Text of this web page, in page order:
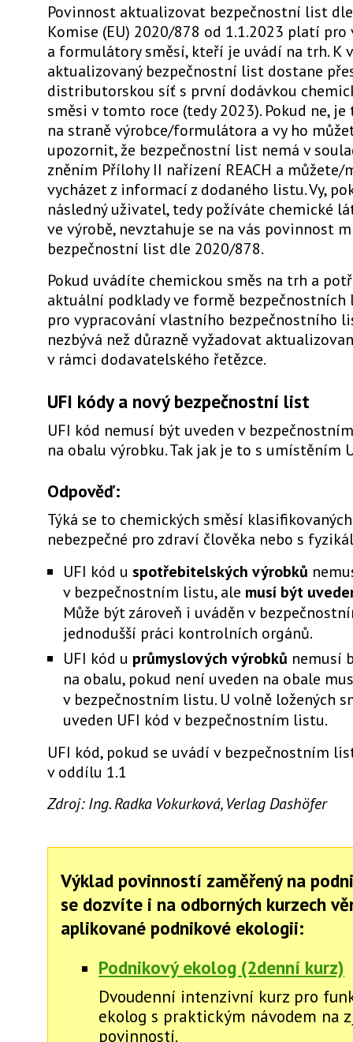
Povinnost aktualizovat bezpečnostní list
Komise (EU) 2020/878 od 1.1.2023 platí pro
a formulátory směsí, kteří je uvádí na trh. K
aktualizovaný bezpečnostní list dostane
distributorskou síť s první dodávkou
směsi v tomto roce (tedy 2023). Pokud ne, je
na straně výrobce/formulátora a vy ho
upozornit, že bezpečnostní list nemá v
zněním Přílohy II nařízení REACH a můžete/
vycházet z informací z dodaného listu. Vy,
následný uživatel, tedy požíváte chemické
ve výrobě, nevztahuje se na vás povinnost
bezpečnostní list dle 2020/878.
Pokud uvádíte chemickou směs na trh a
aktuální podklady ve formě
pro vypracování vlastního bezpečnostního
nezbývá než důrazně vyžadovat
v rámci dodavatelského řetězce.
UFI kódy a nový bezpečnostní list
UFI kód nemusí být uveden v
na obalu výrobku. Tak jak je to s umístěním
Odpověď:
Týká se to chemických směsí
nebezpečné pro zdraví člověka nebo s
UFI kód u spotřebitelských výrobků
v bezpečnostním listu, ale musí být
Může být zároveň i uváděn v
jednodušší práci kontrolních orgánů.
UFI kód u průmyslových výrobků nemusí
na obalu, pokud není uveden na obale
v bezpečnostním listu. U volně ložených
uveden UFI kód v bezpečnostním listu.
UFI kód, pokud se uvádí v bezpečnostním
v oddílu 1.1
Zdroj: Ing. Radka Vokurková, Verlag Dashöfer
Výklad povinností zaměřený na
se dozvíte i na odborných kurzech
aplikované podnikové ekologii:
Podnikový ekolog (2denní kurz)
Dvoudenní intenzivní kurz pro
ekolog s praktickým návodem na
povinností.